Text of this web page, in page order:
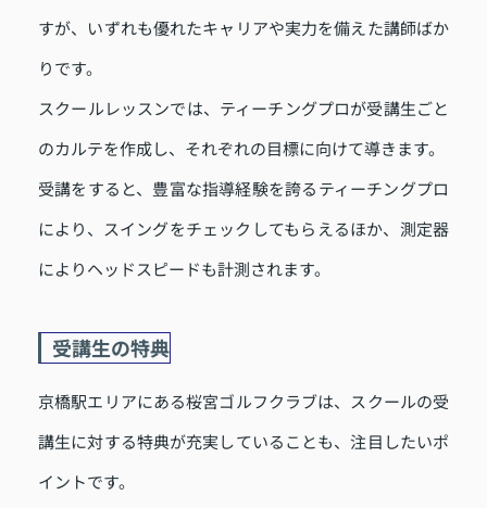
すが、いずれも優れたキャリアや実力を備えた講師ばか
りです。
スクールレッスンでは、ティーチングプロが受講生ごと
のカルテを作成し、それぞれの目標に向けて導きます。
受講をすると、豊富な指導経験を誇るティーチングプロ
により、スイングをチェックしてもらえるほか、測定器
によりヘッドスピードも計測されます。
受講生の特典
京橋駅エリアにある桜宮ゴルフクラブは、スクールの受
講生に対する特典が充実していることも、注目したいポ
イントです。